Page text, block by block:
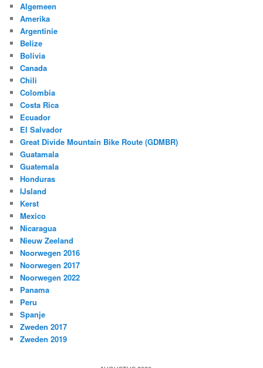
Algemeen
Amerika
Argentinie
Belize
Bolivia
Canada
Chili
Colombia
Costa Rica
Ecuador
El Salvador
Great Divide Mountain Bike Route (GDMBR)
Guatamala
Guatemala
Honduras
IJsland
Kerst
Mexico
Nicaragua
Nieuw Zeeland
Noorwegen 2016
Noorwegen 2017
Noorwegen 2022
Panama
Peru
Spanje
Zweden 2017
Zweden 2019